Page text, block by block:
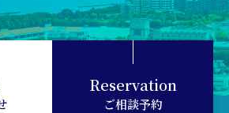
Reservation
ご相談予約